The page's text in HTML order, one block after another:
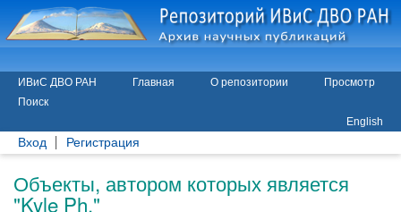
ИВиС ДВО РАН Главная О репозитории
Просмотр
Поиск
English
Вход Регистрация
Объекты, автором которых является
"Kyle Ph."